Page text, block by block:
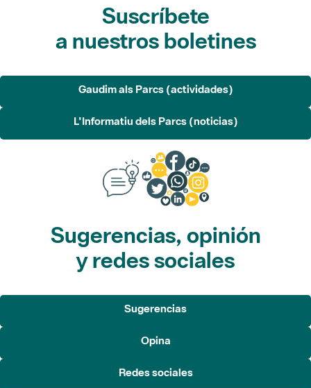
Suscríbete
a nuestros boletines
Gaudim als Parcs (actividades)
L'Informatiu dels Parcs (noticias)
Sugerencias, opinión
y redes sociales
Sugerencias
Opina
Redes sociales